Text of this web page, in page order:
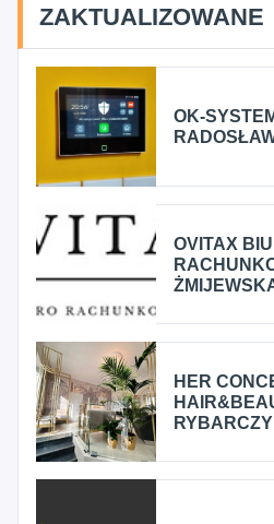
ZAKTUALIZOWANE
OK-
OVITAX
HER